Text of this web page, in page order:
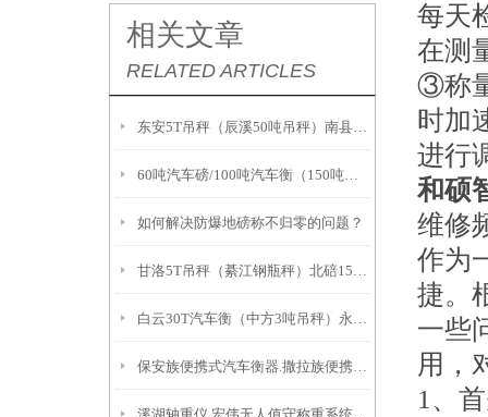
相关文章
RELATED ARTICLES
东安5T吊秤（辰溪50吨吊秤）南县防爆二氧化碳充装秤）息烽100T地磅
60吨汽车磅/100吨汽车衡（150吨地磅）防春雷击解决方案
如何解决防爆地磅称不归零的问题？
甘洛5T吊秤（綦江钢瓶秤）北碚150吨汽车衡
白云30T汽车衡（中方3吨吊秤）永顺100吨地磅）资阳钢瓶秤
保安族便携式汽车衡器.撒拉族便携式轴重仪.积石山便携式地磅技术参数
每天
在测
③称
时加
进行
和硕
维修
作为
捷。
一些
用，
1、